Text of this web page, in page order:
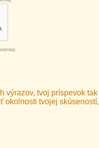
výrazov, tvoj príspevok tak
okolnosti tvojej skúseností,